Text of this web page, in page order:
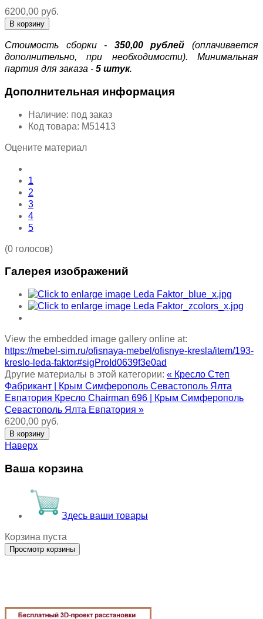
6200,00 руб.
Стоимость сборки - 350,00 рублей (оплачивается
дополнительно, при необходимости). Минимальная
партия для заказа - 5 штук.
Дополнительная информация
Наличие: под заказ
Код товара: М51413
Оцените материал
1
2
3
4
5
(0 голосов)
Галерея изображений
View the embedded image gallery online at:
https://mebel-sim.ru/ofisnaya-mebel/ofisnye-kresla/item/193-
kreslo-leda-faktor#sigProId0639f3e0ad
Другие материалы в этой категории: « Кресло Степ
Фабрикант | Крым Симферополь Севастополь Ялта
Евпатория Кресло Chairman 696 | Крым Симферополь
Севастополь Ялта Евпатория »
6200,00 руб.
Наверх
Ваша корзина
Здесь ваши товары
Корзина пуста